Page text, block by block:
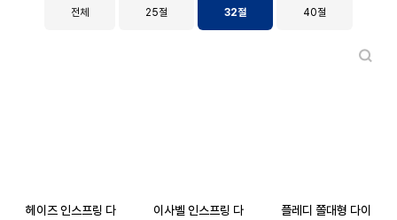
전체 25절 32절 40절
헤이즈 인스프링 다
이사벨 인스프링 다
플레디 쫄대형 다이